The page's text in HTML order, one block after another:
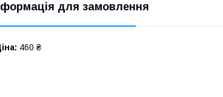
для замовлення
460 ₴